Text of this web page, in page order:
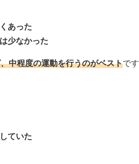
あった
少なかった
中程度の運動を行うのがベストです
ていた